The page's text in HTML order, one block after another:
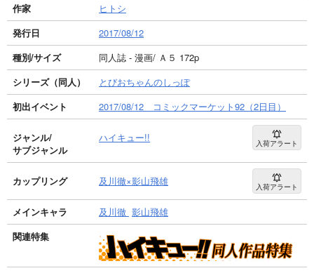
作家
ヒトシ
発行日
2017/08/12
種別/サイズ
同人誌 - 漫画/ Ａ５ 172p
シリーズ（同人）
とびおちゃんのしっぽ
初出イベント
2017/08/12 コミックマーケット92（2日目）
ジャンル/
サブジャンル
ハイキュー!! 入荷アラート
カップリング 及川徹×影山飛雄 入荷アラート
メインキャラ 及川徹 影山飛雄
関連特集